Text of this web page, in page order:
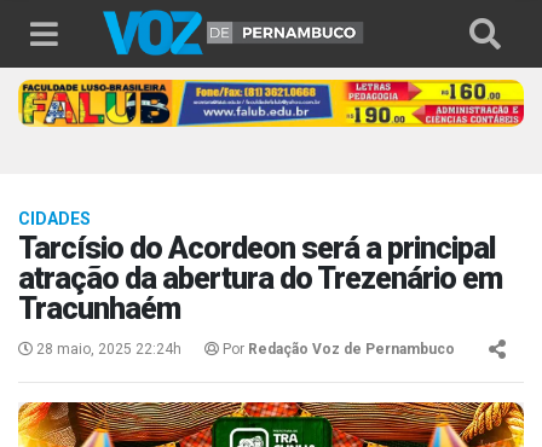
CIDADES
Tarcísio do Acordeon será a principal
atração da abertura do Trezenário em
Tracunhaém
28 maio, 2025 22:24h Por Redação Voz de Pernambuco